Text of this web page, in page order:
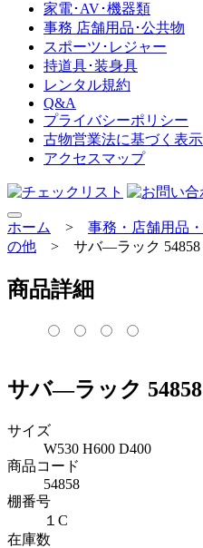
家電･AV･機器類
事務 店舗用品･公共物
スポーツ･レジャー
持道具･装身具
レンタル規約
Q&A
プライバシーポリシー
古物営業法に基づく表示
アクセスマップ
ホーム > 事務・店舗用品
の他
> サバ―ラック 54858
商品詳細
サバ―ラック 54858
サイズ
W530 H600 D400
商品コード
54858
棚番号
１C
在庫数